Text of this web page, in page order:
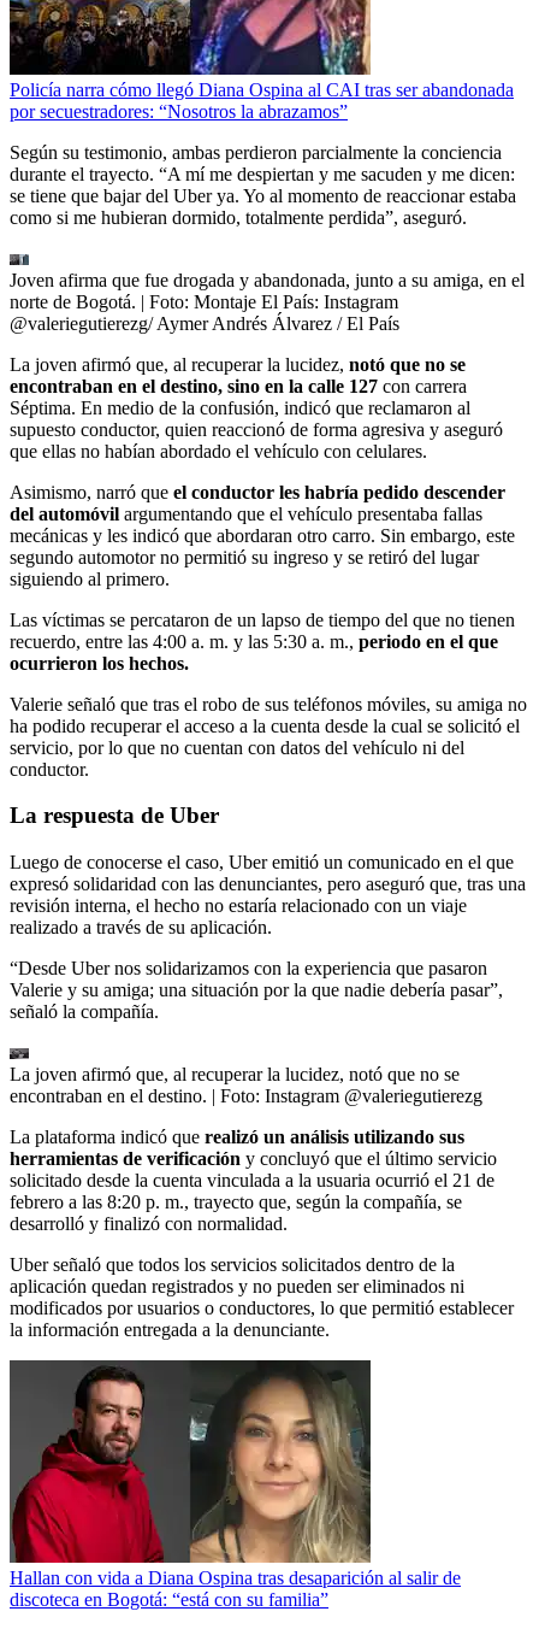
Policía narra cómo llegó Diana Ospina al CAI tras ser abandonada
por secuestradores: “Nosotros la abrazamos”
Según su testimonio, ambas perdieron parcialmente la conciencia
durante el trayecto. “A mí me despiertan y me sacuden y me dicen:
se tiene que bajar del Uber ya. Yo al momento de reaccionar estaba
como si me hubieran dormido, totalmente perdida”, aseguró.
Joven afirma que fue drogada y abandonada, junto a su amiga, en el
norte de Bogotá. | Foto: Montaje El País: Instagram
@valeriegutierezg/ Aymer Andrés Álvarez / El País
La joven afirmó que, al recuperar la lucidez, notó que no se
encontraban en el destino, sino en la calle 127 con carrera
Séptima. En medio de la confusión, indicó que reclamaron al
supuesto conductor, quien reaccionó de forma agresiva y aseguró
que ellas no habían abordado el vehículo con celulares.
Asimismo, narró que el conductor les habría pedido descender
del automóvil argumentando que el vehículo presentaba fallas
mecánicas y les indicó que abordaran otro carro. Sin embargo, este
segundo automotor no permitió su ingreso y se retiró del lugar
siguiendo al primero.
Las víctimas se percataron de un lapso de tiempo del que no tienen
recuerdo, entre las 4:00 a. m. y las 5:30 a. m., periodo en el que
ocurrieron los hechos.
Valerie señaló que tras el robo de sus teléfonos móviles, su amiga no
ha podido recuperar el acceso a la cuenta desde la cual se solicitó el
servicio, por lo que no cuentan con datos del vehículo ni del
conductor.
La respuesta de Uber
Luego de conocerse el caso, Uber emitió un comunicado en el que
expresó solidaridad con las denunciantes, pero aseguró que, tras una
revisión interna, el hecho no estaría relacionado con un viaje
realizado a través de su aplicación.
“Desde Uber nos solidarizamos con la experiencia que pasaron
Valerie y su amiga; una situación por la que nadie debería pasar”,
señaló la compañía.
La joven afirmó que, al recuperar la lucidez, notó que no se
encontraban en el destino. | Foto: Instagram @valeriegutierezg
La plataforma indicó que realizó un análisis utilizando sus
herramientas de verificación y concluyó que el último servicio
solicitado desde la cuenta vinculada a la usuaria ocurrió el 21 de
febrero a las 8:20 p. m., trayecto que, según la compañía, se
desarrolló y finalizó con normalidad.
Uber señaló que todos los servicios solicitados dentro de la
aplicación quedan registrados y no pueden ser eliminados ni
modificados por usuarios o conductores, lo que permitió establecer
la información entregada a la denunciante.
Hallan con vida a Diana Ospina tras desaparición al salir de
discoteca en Bogotá: “está con su familia”